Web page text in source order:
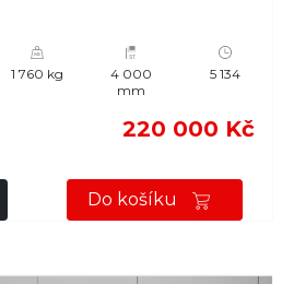
1 760 kg
4 000
mm
5 134
220 000 Kč
Do košíku